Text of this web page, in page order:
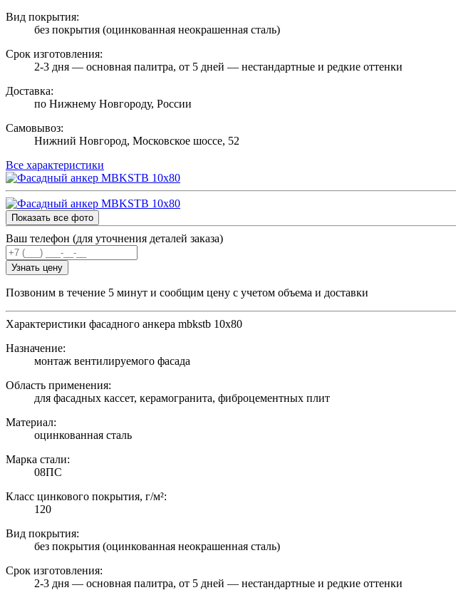
Вид покрытия:
без покрытия (оцинкованная неокрашенная сталь)
Срок изготовления:
2-3 дня — основная палитра, от 5 дней — нестандартные и редкие оттенки
Доставка:
по Нижнему Новгороду, России
Самовывоз:
Нижний Новгород, Московское шоссе, 52
Все характеристики
Показать все фото
Ваш телефон (для уточнения деталей заказа)
Узнать цену
Позвоним в течение 5 минут и сообщим цену с учетом объема и доставки
Характеристики фасадного анкера mbkstb 10х80
Назначение:
монтаж вентилируемого фасада
Область применения:
для фасадных кассет, керамогранита, фиброцементных плит
Материал:
оцинкованная сталь
Марка стали:
08ПС
Класс цинкового покрытия, г/м²:
120
Вид покрытия:
без покрытия (оцинкованная неокрашенная сталь)
Срок изготовления:
2-3 дня — основная палитра, от 5 дней — нестандартные и редкие оттенки